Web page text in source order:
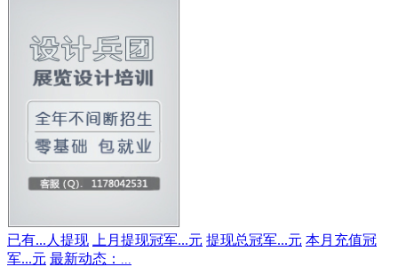
已有... 人提现 上月提现冠军...元 提现总冠军...元 本月充值冠
军...元 最新动态：